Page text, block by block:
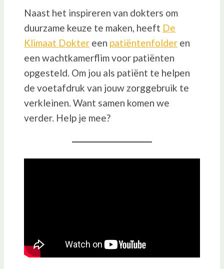
Naast het inspireren van dokters om
duurzame keuze te maken, heeft De
Klimaat Dokter een patiëntenfolder en
een wachtkamerflim voor patiënten
opgesteld. Om jou als patiënt te helpen
de voetafdruk van jouw zorggebruik te
verkleinen. Want samen komen we
verder. Help je mee?